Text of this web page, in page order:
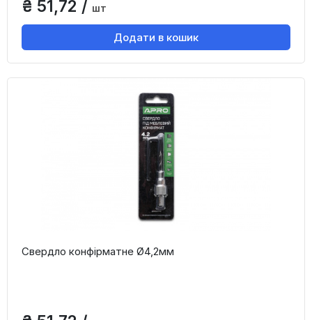
₴ 51,72 / шт
Додати в кошик
Свердло конфірматне Ø4,2мм